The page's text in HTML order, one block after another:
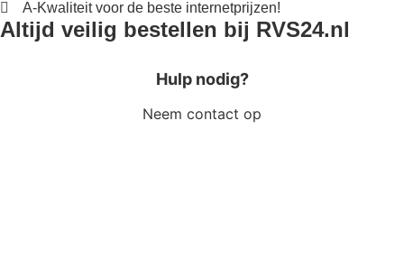
A-Kwaliteit voor de beste internetprijzen!
Altijd veilig bestellen bij RVS24.nl
Hulp nodig?
Neem contact op